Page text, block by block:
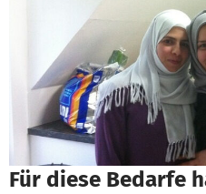
Für diese Bedarfe